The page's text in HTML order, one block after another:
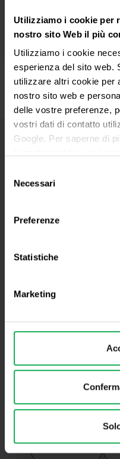
Utilizziamo i cookie per
nostro sito Web il più
Utilizziamo i cookie
esperienza del sito web.
utilizzare altri cookie per
nostro sito web e
delle vostre preferenze,
vostri dati di contatto
Google. Per saperne di
delNecessari
Preferenze
Statistiche
Marketing
crescente sia per i
Leggi di più
Utilizza i tag per
Elon Musk
Leggende del
Materie prime
NASDAQ